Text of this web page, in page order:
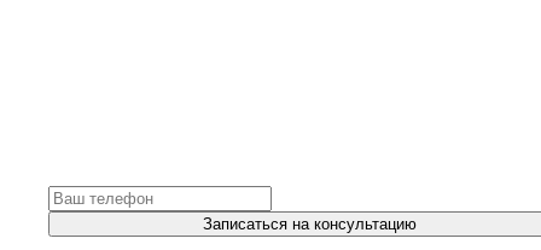
Записаться на консультацию